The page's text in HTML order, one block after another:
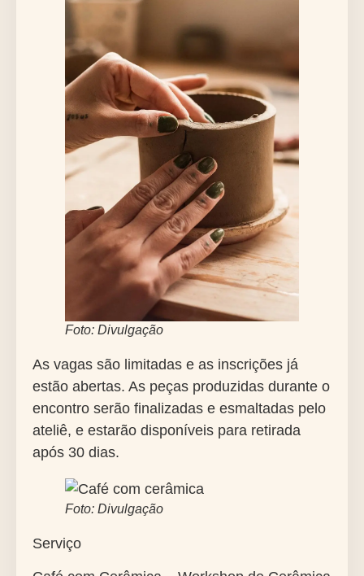
Foto: Divulgação
As vagas são limitadas e as inscrições já
estão abertas. As peças produzidas durante o
encontro serão finalizadas e esmaltadas pelo
ateliê, e estarão disponíveis para retirada
após 30 dias.
Foto: Divulgação
Serviço